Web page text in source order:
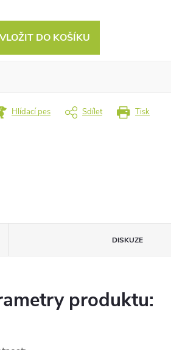
VLOŽIT DO KOŠÍKU
Tisk
Hlídací pes Sdílet
DISKUZE
produktu: